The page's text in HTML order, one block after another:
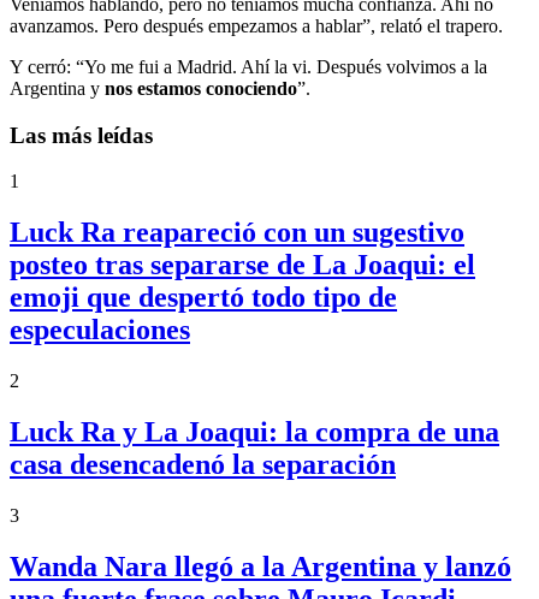
avanzamos. Pero después empezamos a hablar”, relató el trapero.
Y cerró: “Yo me fui a Madrid. Ahí la vi. Después volvimos a la
Argentina y nos estamos conociendo”.
Las más leídas
1
Luck Ra reapareció con un sugestivo
posteo tras separarse de La Joaqui: el
emoji que despertó todo tipo de
especulaciones
2
Luck Ra y La Joaqui: la compra de una
casa desencadenó la separación
3
Wanda Nara llegó a la Argentina y lanzó